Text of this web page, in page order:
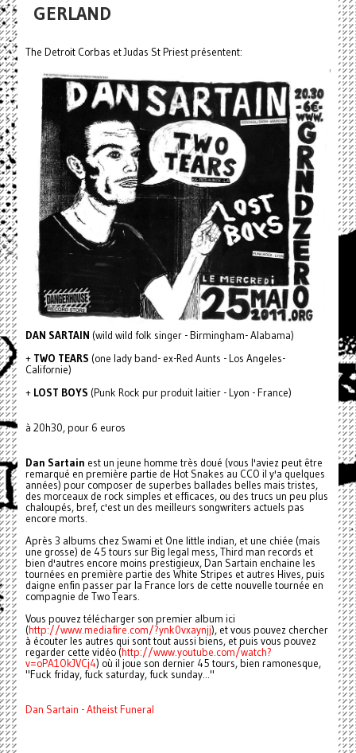
GERLAND
The Detroit Corbas et Judas St Priest présentent:
DAN SARTAIN (wild wild folk singer - Birmingham- Alabama)
+ TWO TEARS (one lady band- ex-Red Aunts - Los Angeles-
Californie)
+ LOST BOYS (Punk Rock pur produit laitier - Lyon - France)
à 20h30, pour 6 euros
Dan Sartain est un jeune homme très doué (vous l'aviez peut être
remarqué en première partie de Hot Snakes au CCO il y'a quelques
années) pour composer de superbes ballades belles mais tristes,
des morceaux de rock simples et efficaces, ou des trucs un peu plus
chaloupés, bref, c'est un des meilleurs songwriters actuels pas
encore morts.
Après 3 albums chez Swami et One little indian, et une chiée (mais
une grosse) de 45 tours sur Big legal mess, Third man records et
bien d'autres encore moins prestigieux, Dan Sartain enchaine les
tournées en première partie des White Stripes et autres Hives, puis
daigne enfin passer par la France lors de cette nouvelle tournée en
compagnie de Two Tears.
Vous pouvez télécharger son premier album ici
(http://www.mediafire.com/?ynk0vxaynjj), et vous pouvez chercher
à écouter les autres qui sont tout aussi biens, et puis vous pouvez
regarder cette vidéo (http://www.youtube.com/watch?
v=oPA1OkJVCj4) où il joue son dernier 45 tours, bien ramonesque,
"Fuck friday, fuck saturday, fuck sunday..."
Dan Sartain - Atheist Funeral